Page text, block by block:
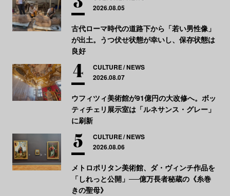
2026.08.05
古代ローマ時代の道路下から「若い男性像」
が出土。うつ伏せ状態が幸いし、保存状態は
良好
CULTURE NEWS
2026.08.07
ウフィツィ美術館が91億円の大改修へ。ボッ
ティチェリ展示室は「ルネサンス・グレー」
に刷新
CULTURE NEWS
2026.08.06
メトロポリタン美術館、ダ・ヴィンチ作品を
「しれっと公開」──億万長者秘蔵の《糸巻
きの聖母》